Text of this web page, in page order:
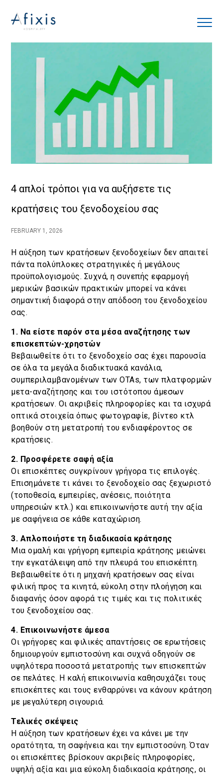
4 απλοί τρόποι για να αυξήσετε τις
κρατήσεις του ξενοδοχείου σας
FEBRUARY 1, 2026
Η αύξηση των κρατήσεων ξενοδοχείων δεν απαιτεί
πάντα πολύπλοκες στρατηγικές ή μεγάλους
προϋπολογισμούς. Συχνά, η συνεπής εφαρμογή
μερικών βασικών πρακτικών μπορεί να κάνει
σημαντική διαφορά στην απόδοση του ξενοδοχείου
σας.
1. Να είστε παρόν στα μέσα αναζήτησης των
επισκεπτών-χρηστών
Βεβαιωθείτε ότι το ξενοδοχείο σας έχει παρουσία
σε όλα τα μεγάλα διαδικτυακά κανάλια,
συμπεριλαμβανομένων των OTAs, των πλατφορμών
μετα-αναζήτησης και του ιστότοπου άμεσων
κρατήσεων. Οι ακριβείς πληροφορίες και τα ισχυρά
οπτικά στοιχεία όπως φωτογραφίε, βίντεο κτλ
βοηθούν στη μετατροπή του ενδιαφέροντος σε
κρατήσεις.
2. Προσφέρετε σαφή αξία
Οι επισκέπτες συγκρίνουν γρήγορα τις επιλογές.
Επισημάνετε τι κάνει το ξενοδοχείο σας ξεχωριστό
(τοποθεσία, εμπειρίες, ανέσεις, ποιότητα
υπηρεσιών κτλ.) και επικοινωνήστε αυτή την αξία
με σαφήνεια σε κάθε καταχώριση.
3. Απλοποιήστε τη διαδικασία κράτησης
Μια ομαλή και γρήγορη εμπειρία κράτησης μειώνει
την εγκατάλειψη από την πλευρά του επισκέπτη.
Βεβαιωθείτε ότι η μηχανή κρατήσεων σας είναι
φιλική προς τα κινητά, εύκολη στην πλοήγηση και
διαφανής όσον αφορά τις τιμές και τις πολιτικές
του ξενοδοχείου σας.
4. Επικοινωνήστε άμεσα
Οι γρήγορες και φιλικές απαντήσεις σε ερωτήσεις
δημιουργούν εμπιστοσύνη και συχνά οδηγούν σε
υψηλότερα ποσοστά μετατροπής των επισκεπτών
σε πελάτες. Η καλή επικοινωνία καθησυχάζει τους
επισκέπτες και τους ενθαρρύνει να κάνουν κράτηση
με μεγαλύτερη σιγουριά.
Τελικές σκέψεις
Η αύξηση των κρατήσεων έχει να κάνει με την
ορατότητα, τη σαφήνεια και την εμπιστοσύνη. Όταν
οι επισκέπτες βρίσκουν ακριβείς πληροφορίες,
υψηλή αξία και μια εύκολη διαδικασία κράτησης, οι
Αρχική
Υπηρεσίες
Συνεργάτες
Εταιρία
Blog
Επικοινωνία
En Gr